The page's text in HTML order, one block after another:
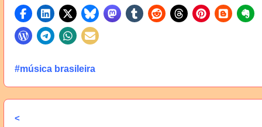
#música brasileira
<